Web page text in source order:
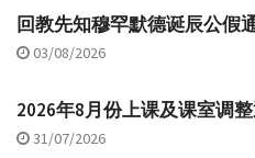
回教先知穆罕默德诞辰公假
03/08/2026
2026年8月份上课及课室调
31/07/2026